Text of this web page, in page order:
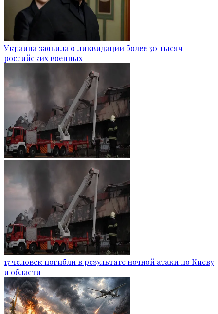
Украина заявила о ликвидации более 30 тысяч
российских военных
17 человек погибли в результате ночной атаки по Киеву
и области